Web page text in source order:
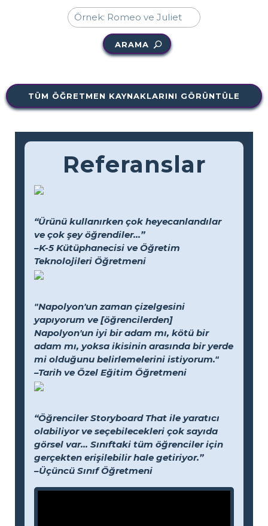
ARAMA
TÜM ÖĞRETMEN KAYNAKLARINI GÖRÜNTÜLE
Referanslar
“Ürünü kullanırken çok heyecanlandılar
ve çok şey öğrendiler...”
–K-5 Kütüphanecisi ve Öğretim
Teknolojileri Öğretmeni
"Napolyon'un zaman çizelgesini
yapıyorum ve [öğrencilerden]
Napolyon'un iyi bir adam mı, kötü bir
adam mı, yoksa ikisinin arasında bir yerde
mi olduğunu belirlemelerini istiyorum."
–Tarih ve Özel Eğitim Öğretmeni
“Öğrenciler Storyboard That ile yaratıcı
olabiliyor ve seçebilecekleri çok sayıda
görsel var... Sınıftaki tüm öğrenciler için
gerçekten erişilebilir hale getiriyor.”
–Üçüncü Sınıf Öğretmeni